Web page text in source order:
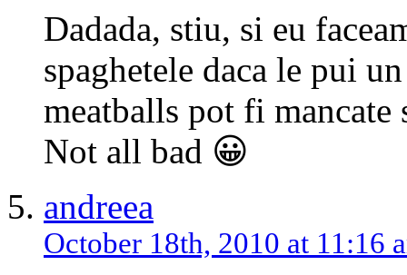
Dadada, stiu, si eu
spaghetele daca le pui
meatballs pot fi
Not all bad 😀
andreea
October 18th, 2010 at 11:16